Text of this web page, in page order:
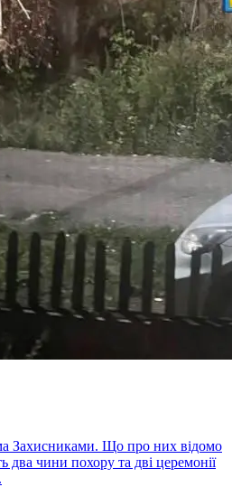
Захисниками. Що про них відомо
два чини похору та дві церемонії